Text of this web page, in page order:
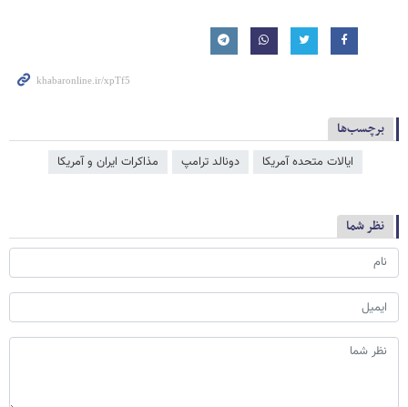
برچسب‌ها
ایالات متحده آمریکا دونالد ترامپ مذاکرات ایران و آمریکا
نظر شما